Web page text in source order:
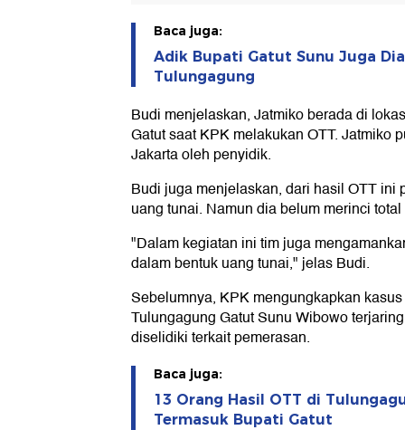
Baca juga:
Adik Bupati Gatut Sunu Juga
Tulungagung
Budi menjelaskan, Jatmiko berada di
Gatut saat KPK melakukan OTT. Jatmiko
Jakarta oleh penyidik.
Budi juga menjelaskan, dari hasil OTT ini
uang tunai. Namun dia belum merinci
"Dalam kegiatan ini tim juga
dalam bentuk uang tunai," jelas Budi.
Sebelumnya, KPK mengungkapkan
Tulungagung Gatut Sunu Wibowo
diselidiki terkait pemerasan.
Baca juga:
13 Orang Hasil OTT di
Termasuk Bupati Gatut